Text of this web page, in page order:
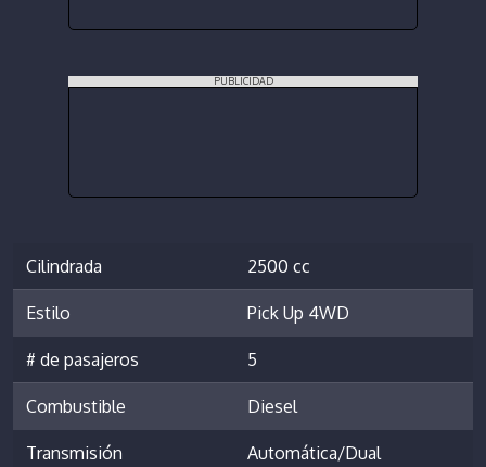
PUBLICIDAD
Cilindrada 2500 cc
Estilo Pick Up 4WD
# de pasajeros 5
Combustible Diesel
Transmisión Automática/Dual